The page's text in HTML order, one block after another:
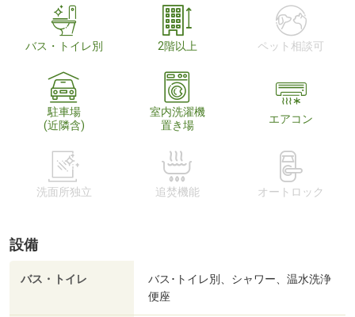
バス・トイレ別 2階以上 ペット相談可
駐車場
(近隣含)
室内洗濯機
置き場
エアコン
洗面所独立 追焚機能 オートロック
設備
バス・トイレ
バス･トイレ別、シャワー、温水洗浄
便座